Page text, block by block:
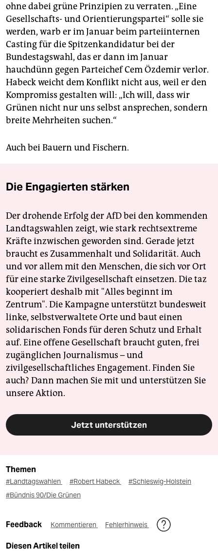
ohne dabei grüne Prinzipien zu verraten. „Eine
Gesellschafts- und Orientierungspartei“ solle sie
werden, warb er im Januar beim parteiinternen
Casting für die Spitzenkandidatur bei der
Bundestagswahl, das er dann im Januar
hauchdünn gegen Parteichef Cem Özdemir verlor.
Habeck weicht dem Konflikt nicht aus, weil er den
Kompromiss gestalten will: „Ich will, dass wir
Grünen nicht nur uns selbst ansprechen, sondern
breite Mehrheiten suchen.“
Auch bei Bauern und Fischern.
Die Engagierten stärken
Der drohende Erfolg der AfD bei den kommenden
Landtagswahlen zeigt, wie stark rechtsextreme
Kräfte inzwischen geworden sind. Gerade jetzt
braucht es Zusammenhalt und Solidarität. Auch
und vor allem mit den Menschen, die sich vor Ort
für eine starke Zivilgesellschaft einsetzen. Die taz
kooperiert deshalb mit "Alles beginnt im
Zentrum". Die Kampagne unterstützt bundesweit
linke, selbstverwaltete Orte und baut einen
solidarischen Fonds für deren Schutz und Erhalt
auf. Eine offene Gesellschaft braucht guten, frei
zugänglichen Journalismus – und
zivilgesellschaftliches Engagement. Finden Sie
auch? Dann machen Sie mit und unterstützen Sie
unsere Aktion.
Jetzt unterstützen
Themen
#Landtagswahlen #Robert Habeck
#Schleswig-Holstein
#Bündnis 90/Die Grünen
Feedback Kommentieren Fehlerhinweis
Diesen Artikel teilen